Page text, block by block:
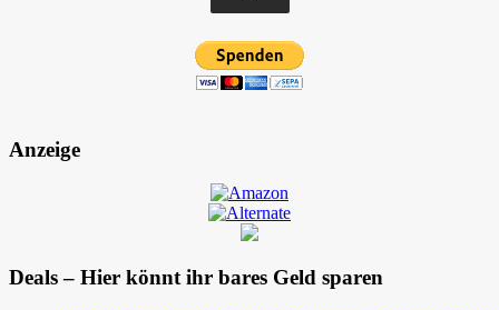
Anzeige
Deals – Hier könnt ihr bares Geld sparen